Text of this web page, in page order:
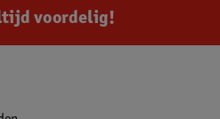
voordelig!